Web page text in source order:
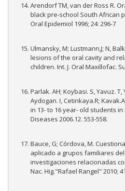
Arendorf TM, van der Ross R.
black pre-school South African
Oral Epidemiol 1996; 24: 296-7
Ulmansky, M; Lustmann,J; N,
lesions of the oral cavity and
children. Int. J. Oral Maxillofac.
Parlak. AH; Koybasi. S, Yavuz. T,
Aydogan. I, Cetinkaya.R;
in 13- to 16 year- old students in
Diseases 2006.12. 553-558.
Bauce, G; Córdova, M.
aplicado a grupos familiares
investigaciones relacionadas
Nac. Hig."Rafael Rangel" 2010;